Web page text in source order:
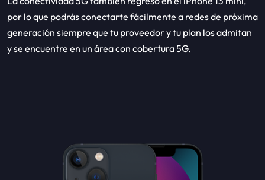
por lo que podrás conectarte fácilmente a redes de próxima
generación siempre que tu proveedor y tu plan los admitan
y se encuentre en un área con cobertura 5G.